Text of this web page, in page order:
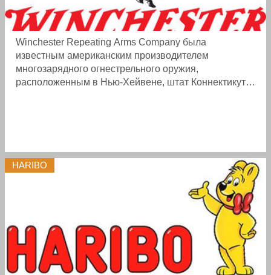
Winchester Repeating Arms Company была
известным американским производителем
многозарядного огнестрельного оружия,
расположенным в Нью-Хейвене, штат Коннектикут.
HARIBO